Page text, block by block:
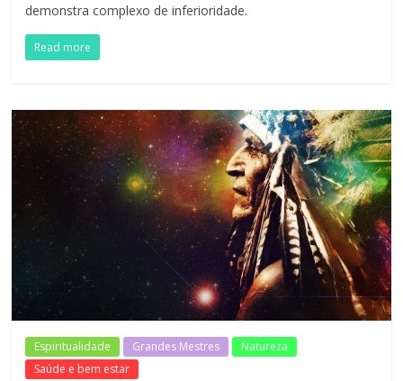
demonstra complexo de inferioridade.
Read more
Espiritualidade Grandes Mestres
Natureza
Saúde e bem estar